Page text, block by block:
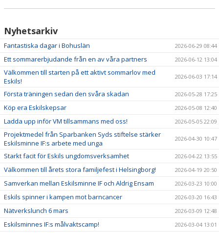
DOKUMENT/FILER
MEDLEMSKAP
ESKILS LOVFOTBOLL
BILJETTER
MEDLEMSFÖRMÅNER
Nyhetsarkiv
Fantastiska dagar i Bohuslän 2026-06-29 08:44
Ett sommarerbjudande från en av våra partners 2026-06-12 13:04
Välkommen till starten på ett aktivt sommarlov med
Eskils!
2026-06-03 17:14
Första träningen sedan den svåra skadan 2026-05-28 17:25
Köp era Eskilskepsar 2026-05-08 12:40
Ladda upp inför VM tillsammans med oss! 2026-05-05 22:09
Projektmedel från Sparbanken Syds stiftelse stärker
Eskilsminne IF:s arbete med unga
2026-04-30 10:47
Starkt facit för Eskils ungdomsverksamhet 2026-04-22 13:55
Välkommen till årets stora familjefest i Helsingborg! 2026-04-19 20:50
Samverkan mellan Eskilsminne IF och Aldrig Ensam 2026-03-23 10:00
Eskils spinner i kampen mot barncancer 2026-03-20 16:43
Nätverkslunch 6 mars 2026-03-09 12:48
Eskilsminnes IF:s målvaktscamp! 2026-03-04 13:01